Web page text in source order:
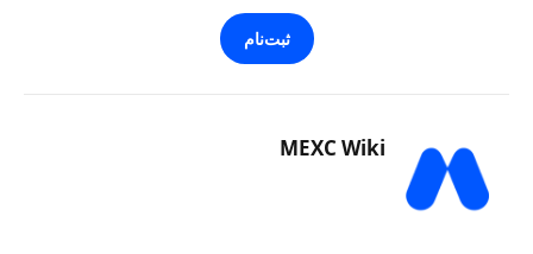
ثبت‌نام
MEXC Wiki